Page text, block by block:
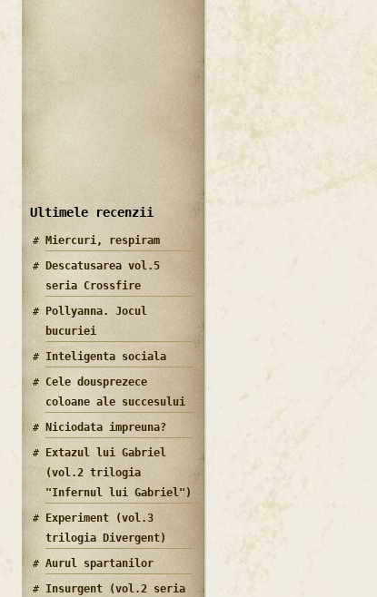
Ultimele recenzii
Miercuri, respiram
Descatusarea vol.5
seria Crossfire
Pollyanna. Jocul
bucuriei
Inteligenta sociala
Cele dousprezece
coloane ale succesului
Niciodata impreuna?
Extazul lui Gabriel
(vol.2 trilogia
"Infernul lui Gabriel")
Experiment (vol.3
trilogia Divergent)
Aurul spartanilor
Insurgent (vol.2 seria